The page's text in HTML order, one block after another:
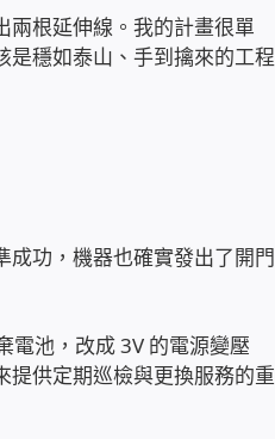
兩根延伸線。我的計畫很單
是穩如泰山、手到擒來的工程
成功，機器也確實發出了開門
電池，改成 3V 的電源變壓
提供定期巡檢與更換服務的重